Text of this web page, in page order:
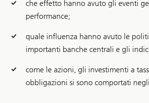
che effetto hanno avuto gli eventi
performance;
quale influenza hanno avuto le
importanti banche centrali e gli
come le azioni, gli investimenti a
obbligazioni si sono comportati